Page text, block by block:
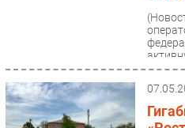
Кадры
Регулирование